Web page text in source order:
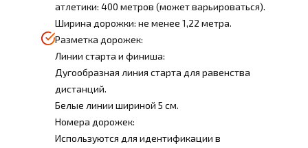
атлетики: 400 метров (может варьироваться).
Ширина дорожки: не менее 1,22 метра.
Разметка дорожек:
Линии старта и финиша:
Дугообразная линия старта для равенства
дистанций.
Белые линии шириной 5 см.
Номера дорожек:
Используются для идентификации в